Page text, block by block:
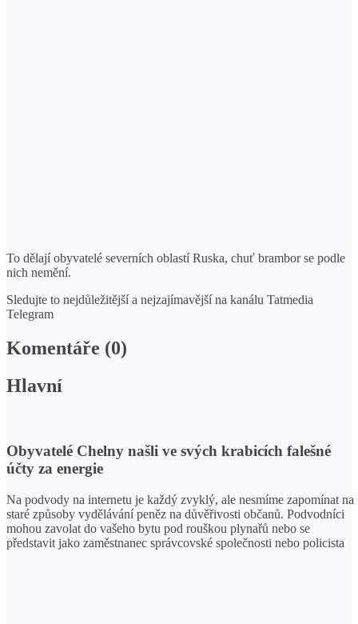
To dělají obyvatelé severních oblastí Ruska, chuť brambor se podle
nich nemění.
Sledujte to nejdůležitější a nejzajímavější na kanálu Tatmedia
Telegram
Komentáře (0)
Hlavní
Obyvatelé Chelny našli ve svých krabicích falešné
účty za energie
Na podvody na internetu je každý zvyklý, ale nesmíme zapomínat na
staré způsoby vydělávání peněz na důvěřivosti občanů. Podvodníci
mohou zavolat do vašeho bytu pod rouškou plynařů nebo se
představit jako zaměstnanec správcovské společnosti nebo policista